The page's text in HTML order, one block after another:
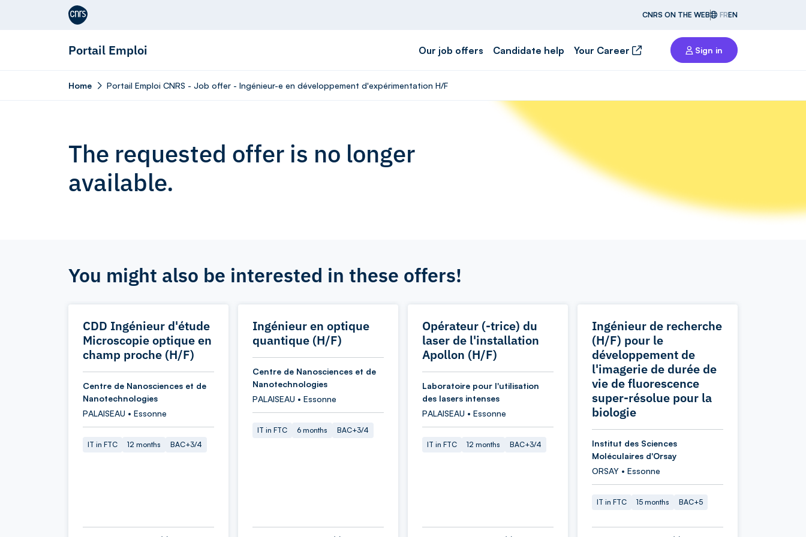
Aller au contenu
CNRS ON THE WEB FREN
Portail Emploi Our job offers Candidate help Your Career Sign in
Home Portail Emploi CNRS - Job offer - Ingénieur-e en développement d'expérimentation H/F
The requested offer is no longer
available.
You might also be interested in these offers!
CDD Ingénieur d'étude
Microscopie optique en
champ proche (H/F)
Centre de Nanosciences et de
Nanotechnologies
PALAISEAU • Essonne
IT in FTC 12 months BAC+3/4
Ingénieur en optique
quantique (H/F)
Centre de Nanosciences et de
Nanotechnologies
PALAISEAU • Essonne
IT in FTC 6 months BAC+3/4
Opérateur (-trice) du
laser de l'installation
Apollon (H/F)
Laboratoire pour l'utilisation
des lasers intenses
PALAISEAU • Essonne
IT in FTC 12 months BAC+3/4
Ingénieur de recherche
(H/F) pour le
développement de
l'imagerie de durée de
vie de fluorescence
super-résolue pour la
biologie
Institut des Sciences
Moléculaires d'Orsay
ORSAY • Essonne
IT in FTC 15 months BAC+5